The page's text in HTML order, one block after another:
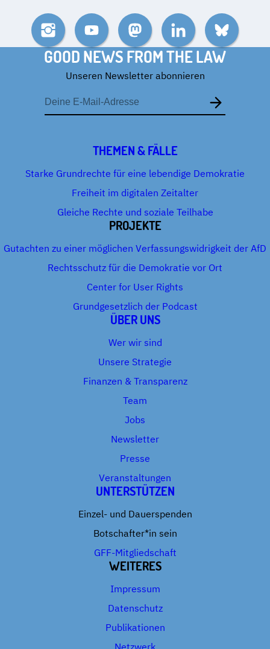
InstagramYouTube MastodonLinkedIn Bluesky
GOOD NEWS FROM THE LAW
Unseren Newsletter abonnieren
E-
Mail-
Adresse
THEMEN & FÄLLE
Starke Grundrechte für eine lebendige Demokratie
Freiheit im digitalen Zeitalter
Gleiche Rechte und soziale Teilhabe
PROJEKTE
Gutachten zu einer möglichen Verfassungswidrigkeit der AfD
Rechtsschutz für die Demokratie vor Ort
Center for User Rights
Grundgesetzlich der Podcast
ÜBER UNS
Wer wir sind
Unsere Strategie
Finanzen & Transparenz
Team
Jobs
Newsletter
Presse
Veranstaltungen
UNTERSTÜTZEN
Einzel- und Dauerspenden
Botschafter*in sein
GFF-Mitgliedschaft
WEITERES
Impressum
Datenschutz
Publikationen
Netzwerk